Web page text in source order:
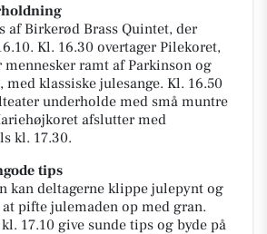
af Birkerød Brass Quintet, der
Kl. 16.30 overtager Pilekoret,
ramt af Parkinson og
med klassiske julesange. Kl. 16.50
underholde med små muntre
afslutter med
kl. 17.30.
tips
kan deltagerne klippe julepynt og
pifte julemaden op med gran.
17.10 give sunde tips og byde på